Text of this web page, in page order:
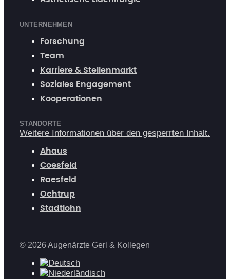
UNTERNEHMEN
Forschung
Team
Karriere & Stellenmarkt
Soziales Engagement
Kooperationen
STANDORTE
Weitere Informationen über den gesperrten Inhalt.
Ahaus
Coesfeld
Raesfeld
Ochtrup
Stadtlohn
© 2026 Augenärzte Gerl & Kollegen